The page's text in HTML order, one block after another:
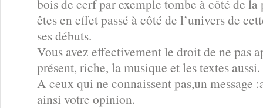
bois de cerf par exemple tombe à côté de
êtes en effet passé à côté de l’univers de
ses débuts.
Vous avez effectivement le droit de ne pas
présent, riche, la musique et les textes aussi.
A ceux qui ne connaissent pas,un message
ainsi votre opinion.